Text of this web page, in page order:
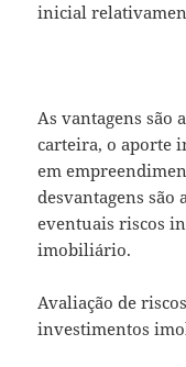
inicial
As vantagens são
carteira, o aporte
em
desvantagens são
eventuais riscos
imobiliário.
Avaliação de
investimentos